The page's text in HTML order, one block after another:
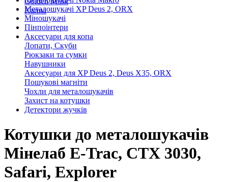
Karma
Металошукачі XP Deus 2, ORX
Міношукачі
Пінпоінтери
Аксесуари для копа
Лопати, Скуби
Рюкзаки та сумки
Навушники
Аксесуари для XP Deus 2, Deus X35, ORX
Пошукові магніти
Чохли для металошукачів
Захист на котушки
Детектори жучків
Котушки до металошукачів
Мінелаб E-Trac, CTX 3030,
Safari, Explorer